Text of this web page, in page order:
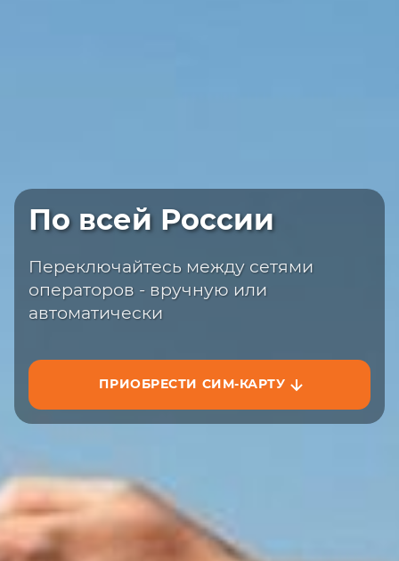
По всей России
Переключайтесь между сетями
операторов - вручную или
автоматически
ПРИОБРЕСТИ СИМ-КАРТУ
Быстрая доставка
сайте или на маркетплейсах
ЗАКАЗАТЬ НА САЙТЕ